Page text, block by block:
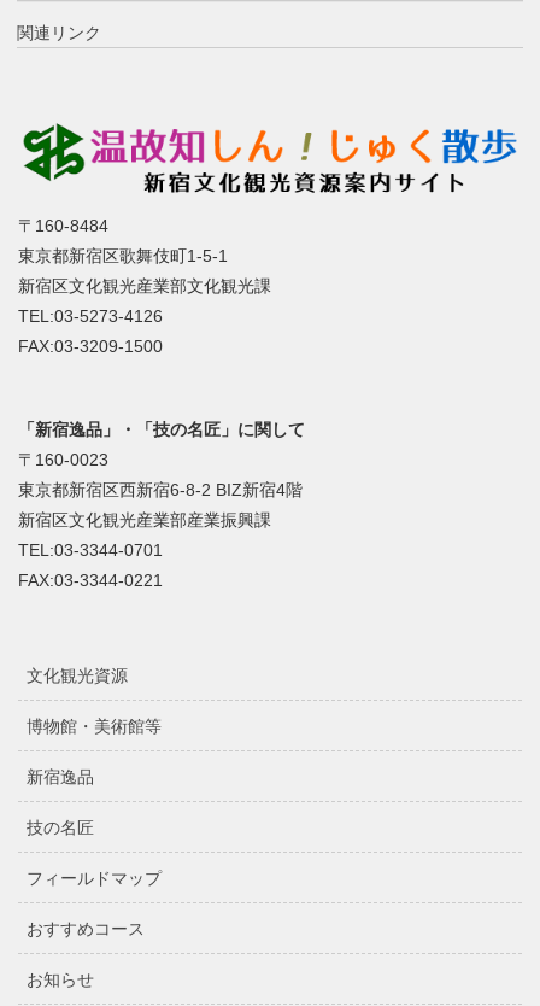
関連リンク
〒160-8484
東京都新宿区歌舞伎町1-5-1
新宿区文化観光産業部文化観光課
TEL:03-5273-4126
FAX:03-3209-1500
「新宿逸品」・「技の名匠」に関して
〒160-0023
東京都新宿区西新宿6-8-2 BIZ新宿4階
新宿区文化観光産業部産業振興課
TEL:03-3344-0701
FAX:03-3344-0221
文化観光資源
博物館・美術館等
新宿逸品
技の名匠
フィールドマップ
おすすめコース
お知らせ